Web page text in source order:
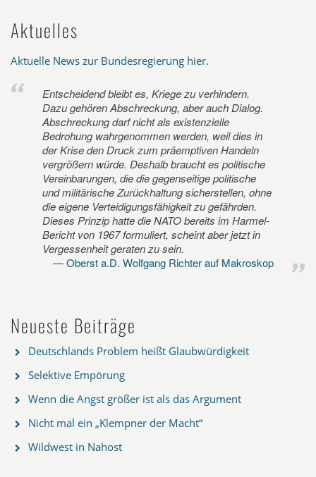
Aktuelles
Aktuelle News zur Bundesregierung hier.
Entscheidend bleibt es, Kriege zu verhindern.
Dazu gehören Abschreckung, aber auch Dialog.
Abschreckung darf nicht als existenzielle
Bedrohung wahrgenommen werden, weil dies in
der Krise den Druck zum präemptiven Handeln
vergrößern würde. Deshalb braucht es politische
Vereinbarungen, die die gegenseitige politische
und militärische Zurückhaltung sicherstellen, ohne
die eigene Verteidigungsfähigkeit zu gefährden.
Dieses Prinzip hatte die NATO bereits im Harmel-
Bericht von 1967 formuliert, scheint aber jetzt in
Vergessenheit geraten zu sein.
Oberst a.D. Wolfgang Richter auf Makroskop
Neueste Beiträge
Deutschlands Problem heißt Glaubwürdigkeit
Selektive Empörung
Wenn die Angst größer ist als das Argument
Nicht mal ein „Klempner der Macht“
Wildwest in Nahost